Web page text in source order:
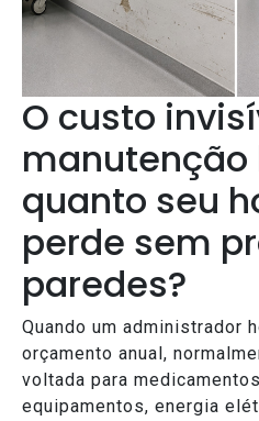
O custo
quanto seu
perde sem
paredes?
Quando um administrador
orçamento anual,
voltada para
equipamentos, energia